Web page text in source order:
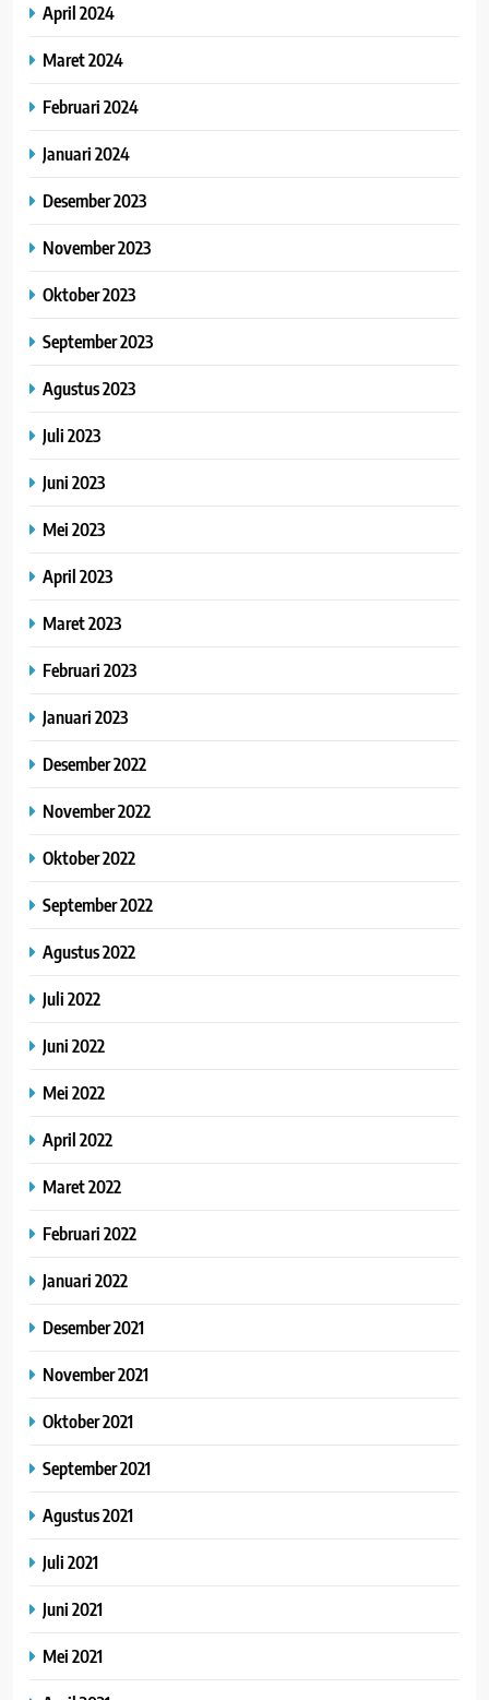
April 2024
Maret 2024
Februari 2024
Januari 2024
Desember 2023
November 2023
Oktober 2023
September 2023
Agustus 2023
Juli 2023
Juni 2023
Mei 2023
April 2023
Maret 2023
Februari 2023
Januari 2023
Desember 2022
November 2022
Oktober 2022
September 2022
Agustus 2022
Juli 2022
Juni 2022
Mei 2022
April 2022
Maret 2022
Februari 2022
Januari 2022
Desember 2021
November 2021
Oktober 2021
September 2021
Agustus 2021
Juli 2021
Juni 2021
Mei 2021